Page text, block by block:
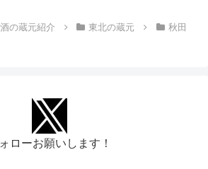
の蔵元紹介 東北の蔵元 秋田
ローお願いします！